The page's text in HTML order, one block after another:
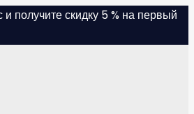
и получите скидку 5 % на первый